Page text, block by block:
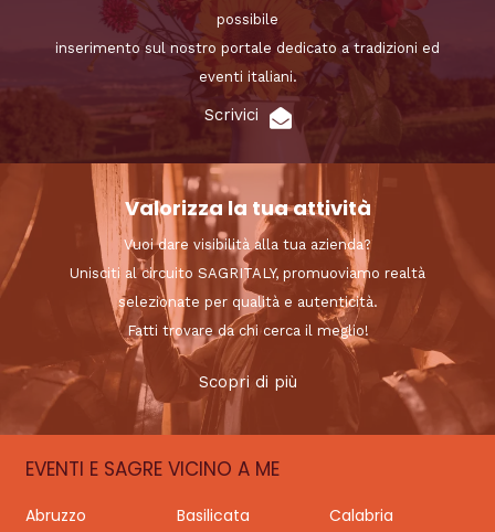
possibile
inserimento sul nostro portale dedicato a tradizioni ed
eventi italiani.
Scrivici
Valorizza la tua attività
Vuoi dare visibilità alla tua azienda?
Unisciti al circuito SAGRITALY, promuoviamo realtà
selezionate per qualità e autenticità.
Fatti trovare da chi cerca il meglio!
Scopri di più
EVENTI E SAGRE VICINO A ME
Abruzzo Basilicata
Calabria